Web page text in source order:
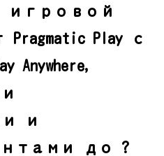
игровой
Play с
и
до ?